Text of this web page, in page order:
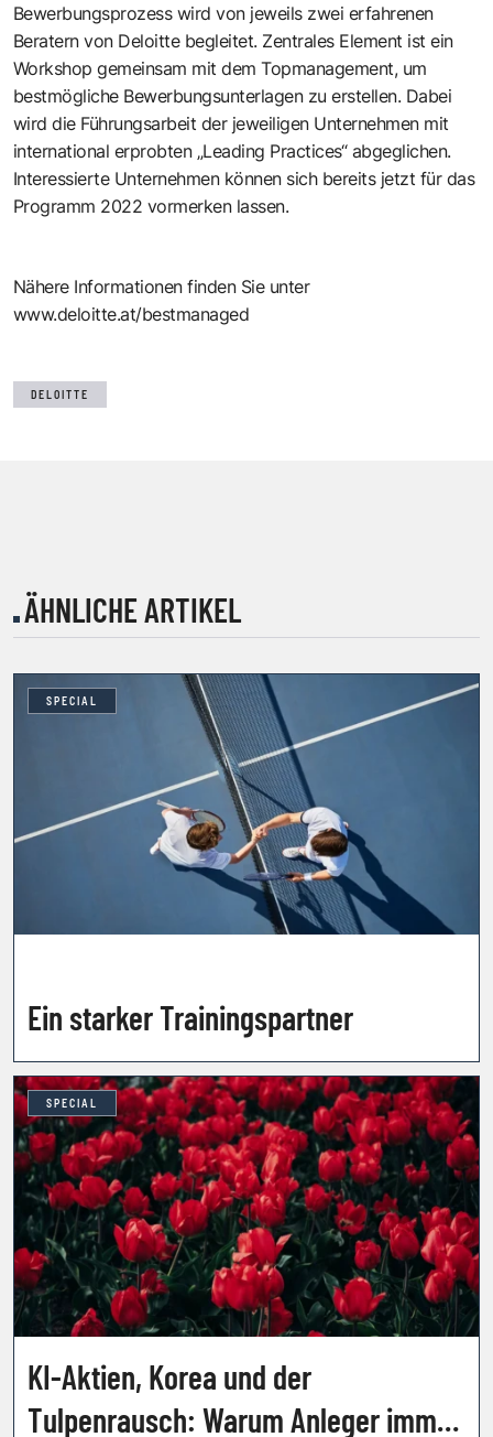
Bewerbungsprozess wird von jeweils zwei erfahrenen
Beratern von Deloitte begleitet. Zentrales Element ist ein
Workshop gemeinsam mit dem Topmanagement, um
bestmögliche Bewerbungsunterlagen zu erstellen. Dabei
wird die Führungsarbeit der jeweiligen Unternehmen mit
international erprobten „Leading Practices“ abgeglichen.
Interessierte Unternehmen können sich bereits jetzt für das
Programm 2022 vormerken lassen.
Nähere Informationen finden Sie unter
www.deloitte.at/bestmanaged
DELOITTE
ÄHNLICHE ARTIKEL
SPECIAL
Ein starker Trainingspartner
SPECIAL
KI-Aktien, Korea und der
Tulpenrausch: Warum Anleger immer